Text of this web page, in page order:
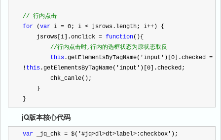
// 行内点击
for (var i = 0; i < jsrows.length; i++ ) {
    jsrows[i].onclick
= function(){
//行内点击时,行内的选框状态为原状态取反
this.getElementsByTagName( 'input ' )[ 0 ].checked =
! this.getElementsByTagName( 'input ' )[ 0 ].checked;
        chk_canle();
    }
}
jQ版本核心代码
var _jq_chk = $( '#jq>dl>dt>label>:checkbox ' );